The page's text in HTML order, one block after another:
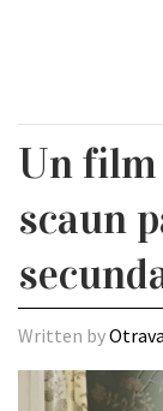
Un film
scaun
Written byOtrava